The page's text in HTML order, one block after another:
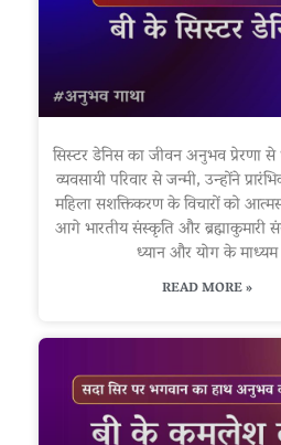
सिस्टर डेनिस का जीवन अनुभव प्रेरणा से
व्यवसायी परिवार से जन्मी, उन्होंने
महिला सशक्तिकरण के विचारों को
आगे भारतीय संस्कृति और ब्रह्माकुमारी
ध्यान और योग के माध्यम
READ MORE »